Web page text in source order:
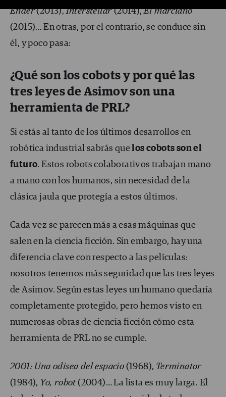
Ender(2013),Interstellar(2014),El marciano
(2015)… En otras, por el contrario, se conduce sin
él, y poco pasa:
¿Qué son los cobots y por qué las
tres leyes de Asimov son una
herramienta de PRL?
Si estás al tanto de los últimos desarrollos en
robótica industrial sabrás quelos cobots son el
futuro. Estos robots colaborativos trabajan mano
a mano con los humanos, sin necesidad de la
clásica jaula que protegía a estos últimos.
Cada vez se parecen más a esas máquinas que
salen en la ciencia ficción. Sin embargo, hay una
diferencia clave con respecto a las películas:
nosotros tenemos más seguridad que las tres leyes
de Asimov. Según estas leyes un humano quedaría
completamente protegido, pero hemos visto en
numerosas obras de ciencia ficción cómo esta
herramienta de PRL no se cumple.
2001: Una odisea del espacio (1968), Terminator
(1984), Yo, robot(2004)… La lista es muy larga. El